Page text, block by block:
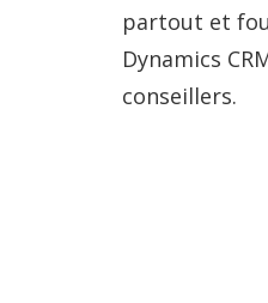
partout et
Dynamics
conseillers.